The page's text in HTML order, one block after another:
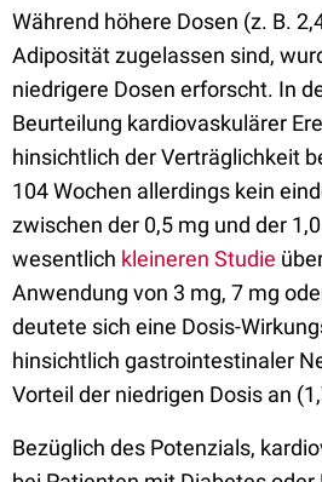
Während höhere Dosen (z. B.
Adiposität zugelassen sind,
niedrigere Dosen erforscht. In
Beurteilung kardiovaskulärer
hinsichtlich der Verträglichkeit
104 Wochen allerdings kein
zwischen der 0,5 mg und der
wesentlich kleineren Studie
Anwendung von 3 mg, 7 mg
deutete sich eine Dosis-
hinsichtlich gastrointestinaler
Vorteil der niedrigen Dosis an
Bezüglich des Potenzials,